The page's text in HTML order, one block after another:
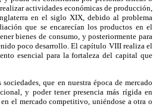
actividades económicas de producción,
en el siglo XIX, debido al problema
que se encarecían los productos en el
bienes de consumo, y posteriormente para
poco desarrollo. El capítulo VIII realiza el
esencial para la fortaleza del capital que
que en nuestra época de mercado
y poder tener presencia más rígida en
el mercado competitivo, uniéndose a otra o